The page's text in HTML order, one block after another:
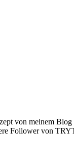
von meinem
Follower von